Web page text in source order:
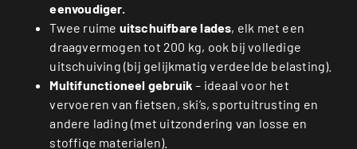
eenvoudiger.
Twee ruime uitschuifbare lades, elk met een
draagvermogen tot 200 kg, ook bij volledige
uitschuiving (bij gelijkmatig verdeelde belasting).
Multifunctioneel gebruik – ideaal voor het
vervoeren van fietsen, ski’s, sportuitrusting en
andere lading (met uitzondering van losse en
stoffige materialen).